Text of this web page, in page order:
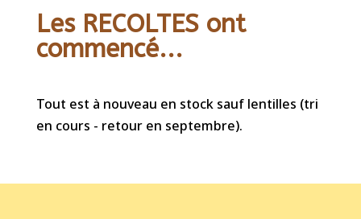
Les RECOLTES ont
commencé...
Tout est à nouveau en stock sauf lentilles (tri
en cours - retour en septembre).